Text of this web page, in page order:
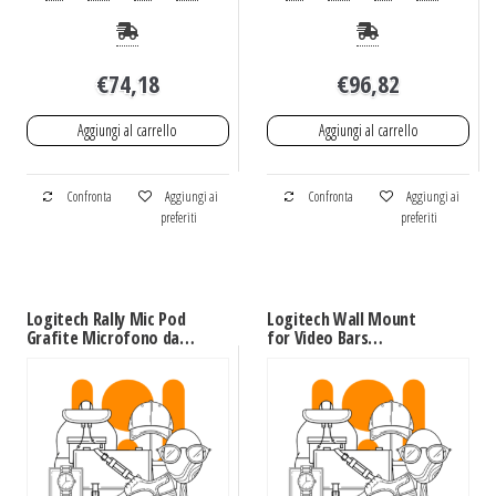
€74,18
Aggiungi al carrello
Confronta
Aggiungi ai
preferiti
€96,82
Aggiungi al carrello
Confronta
Aggiungi ai
preferiti
Logitech Rally Mic Pod
Grafite Microfono da
Logitech Wall Mount
for Video Bars